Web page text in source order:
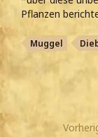
Pflanzen
Muggel